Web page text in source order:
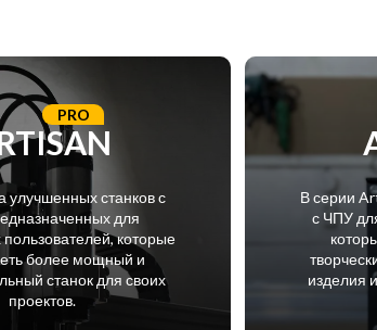
PRO
улучшенных станков с
для
которые
более мощный и
станок для своих
проектов.
В серии
с ЧПУ
изделия